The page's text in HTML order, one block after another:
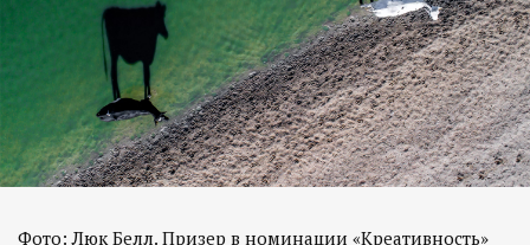
Фото: Люк Белл. Призер в номинации «Креативность»